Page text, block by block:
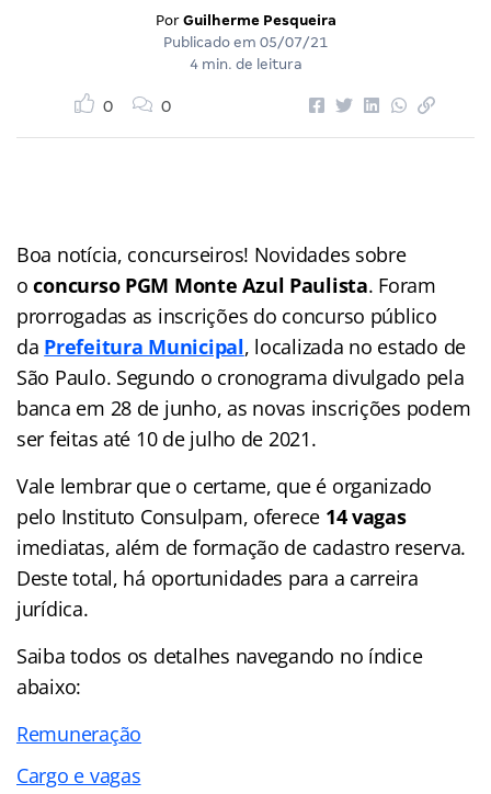
Por Guilherme Pesqueira
Publicado em 05/07/21
4 min. de leitura
0 0
Boa notícia, concurseiros! Novidades sobre
oconcurso PGM Monte Azul Paulista. Foram
prorrogadas as inscrições do concurso público
da Prefeitura Municipal, localizada no estado de
São Paulo. Segundo o cronograma divulgado pela
banca em 28 de junho, as novas inscrições podem
ser feitas até 10 de julho de 2021.
Vale lembrar que o certame, que é organizado
pelo Instituto Consulpam, oferece 14 vagas
imediatas, além de formação de cadastro reserva.
Deste total, há oportunidades para a carreira
jurídica.
Saiba todos os detalhes navegando no índice
abaixo:
Remuneração
Cargo e vagas